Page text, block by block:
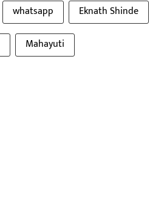
whatsapp
Eknath Shinde
Mahayuti